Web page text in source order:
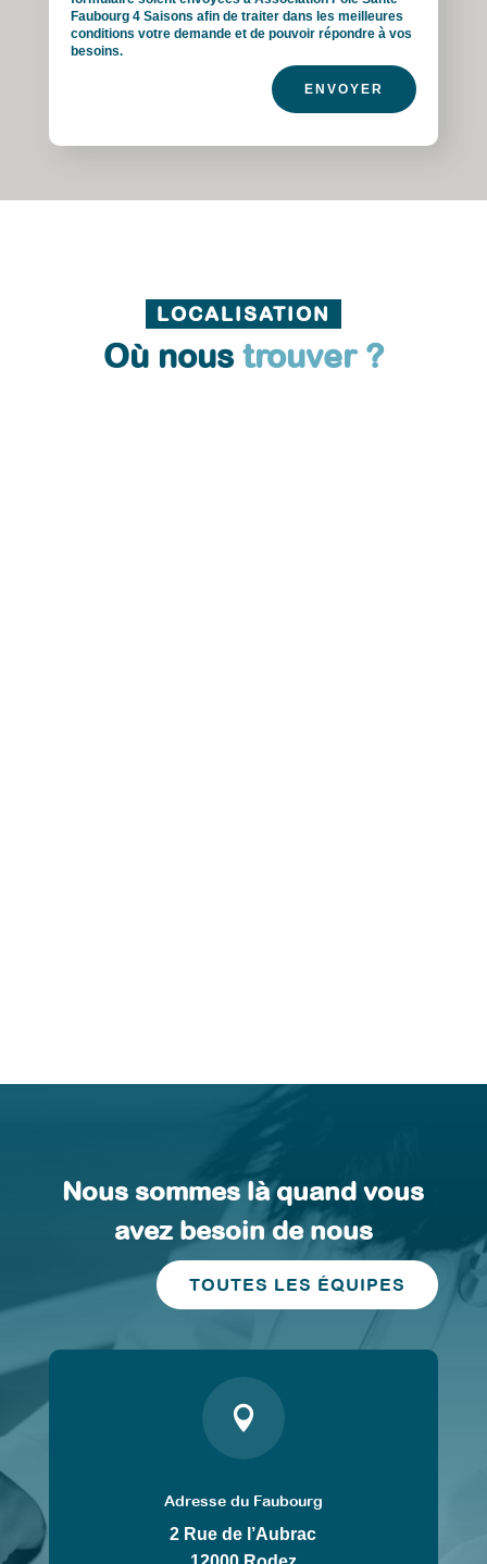
Faubourg 4 Saisons afin de traiter dans les meilleures
conditions votre demande et de pouvoir répondre à vos
besoins.
ENVOYER
LOCALISATION
Où noustrouver ?
Nous sommes là quand vous
avez besoin de nous
TOUTES LES ÉQUIPES

Adresse du Faubourg
2 Rue de l’Aubrac